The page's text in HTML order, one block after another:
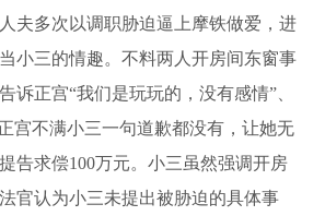
夫多次以调职胁迫逼上摩铁做爱，进
小三的情趣。不料两人开房间东窗事
诉正宫“我们是玩玩的，没有感情”、
宫不满小三一句道歉都没有，让她无
告求偿100万元。小三虽然强调开房
官认为小三未提出被胁迫的具体事